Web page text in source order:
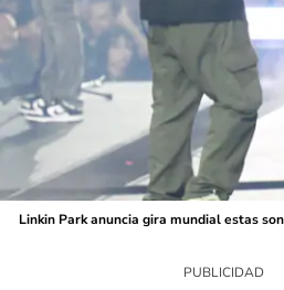
Linkin Park anuncia gira mundial estas